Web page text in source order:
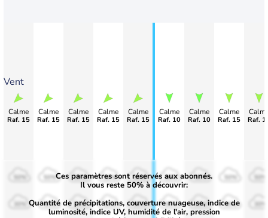
Vent
Calme
Raf. 15
Calme
Raf. 15
Calme
Raf. 15
Calme
Raf. 15
Calme
Raf. 15
Calme
Raf. 10
Calme
Raf. 10
Calme
Raf. 15 Raf.
50%
30%
50%
30%
50%
30%
50%
30%
50%
30%
50%
30%
50%
30%
Ces paramètres sont réservés aux abonnés.
Il vous reste 50% à découvrir:
Quantité de précipitations, couverture nuageuse, indice de
luminosité, indice UV, humidité de l'air, pression